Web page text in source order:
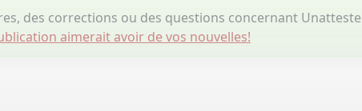
des corrections ou des questions concernant
aimerait avoir de vos nouvelles!